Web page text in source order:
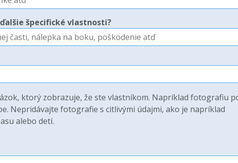
špecifické vlastnosti?
ktorý zobrazuje, že ste vlastníkom. Napríklad fotografiu
Nepridávajte fotografie s citlivými údajmi, ako je napríklad
alebo detí.